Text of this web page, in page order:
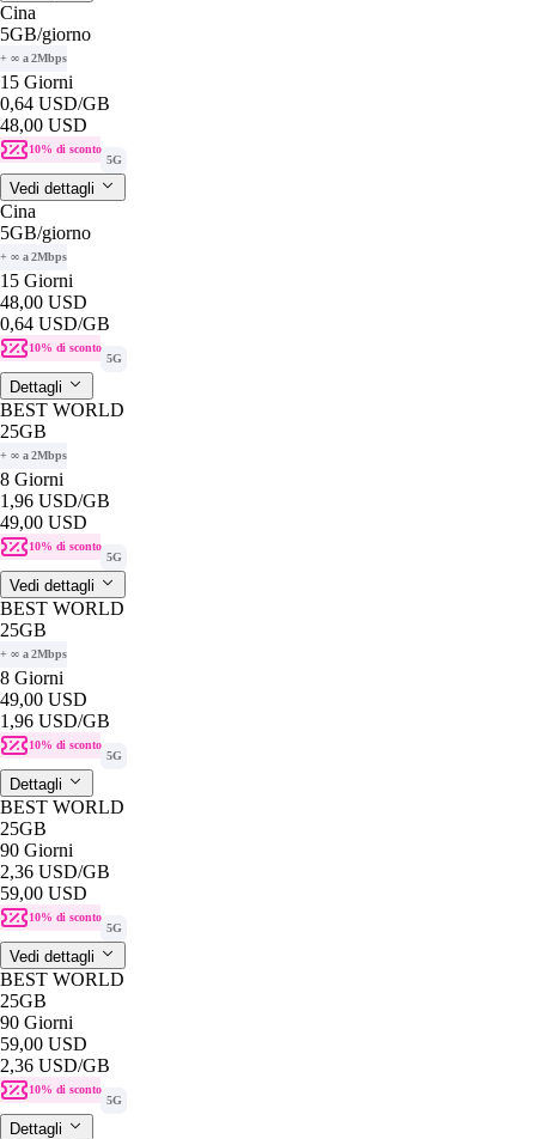
Cina
5GB/giorno
+ ∞ a 2Mbps
15 Giorni
0,64 USD/GB
48,00 USD
10% di sconto
5G
Vedi dettagli
Cina
5GB/giorno
+ ∞ a 2Mbps
15 Giorni
48,00 USD
0,64 USD/GB
10% di sconto
5G
Dettagli
BEST WORLD
25GB
+ ∞ a 2Mbps
8 Giorni
1,96 USD/GB
49,00 USD
10% di sconto
5G
Vedi dettagli
BEST WORLD
25GB
+ ∞ a 2Mbps
8 Giorni
49,00 USD
1,96 USD/GB
10% di sconto
5G
Dettagli
BEST WORLD
25GB
90 Giorni
2,36 USD/GB
59,00 USD
10% di sconto
5G
Vedi dettagli
BEST WORLD
25GB
90 Giorni
59,00 USD
2,36 USD/GB
10% di sconto
5G
Dettagli